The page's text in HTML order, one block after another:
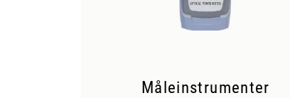
Måleinstrumenter